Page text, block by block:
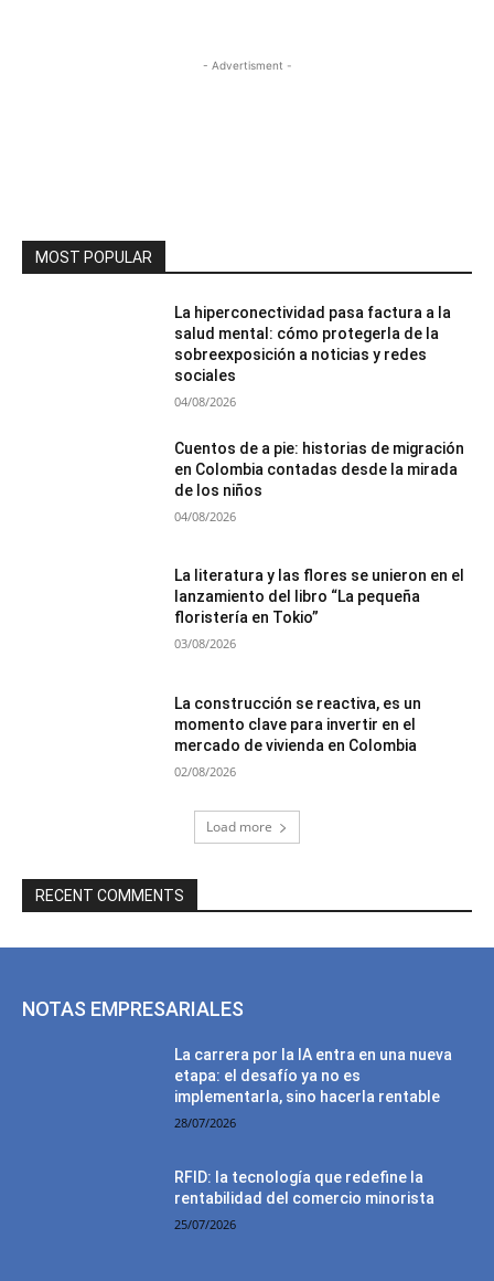
- Advertisment -
MOST POPULAR
La hiperconectividad pasa factura a la
salud mental: cómo protegerla de la
sobreexposición a noticias y redes
sociales
04/08/2026
Cuentos de a pie: historias de migración
en Colombia contadas desde la mirada
de los niños
04/08/2026
La literatura y las flores se unieron en el
lanzamiento del libro “La pequeña
floristería en Tokio”
03/08/2026
La construcción se reactiva, es un
momento clave para invertir en el
mercado de vivienda en Colombia
02/08/2026
Load more
RECENT COMMENTS
NOTAS EMPRESARIALES
La carrera por la IA entra en una nueva
etapa: el desafío ya no es
implementarla, sino hacerla rentable
28/07/2026
RFID: la tecnología que redefine la
rentabilidad del comercio minorista
25/07/2026